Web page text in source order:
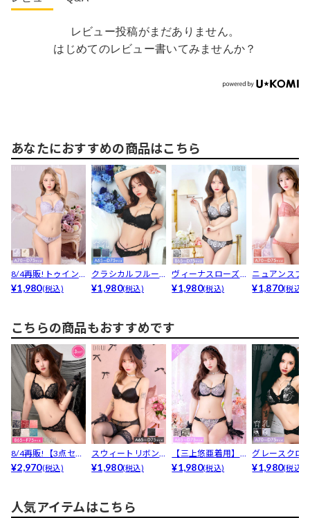
レビュー投稿がまだありません。
はじめてのレビュー書いてみませんか？
あなたにおすすめの商品はこちら
8/4再販!トゥイン
クルリボンベアブ
¥1,980(税込)
クラシカルフルー
ルレース育乳脇高
¥1,980(税込)
ヴィーナスローズ
育乳脇高ブラジャ
¥1,980(税込)
ニュアンスフ
ーレース育乳
¥1,870(税込)
こちらの商品もおすすめです
8/4再販!【3点セッ
ト】【三上悠亜着...
¥2,970(税込)
スウィートリボン
レースブラジャー&
¥1,980(税込)
【三上悠亜着用】
シャイニーブルー
¥1,980(税込)
グレースクロ
ラワー育乳脇
¥1,980(税込)
人気アイテムはこちら